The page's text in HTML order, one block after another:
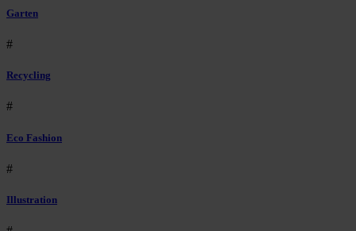
Garten
#
Recycling
#
Eco Fashion
#
Illustration